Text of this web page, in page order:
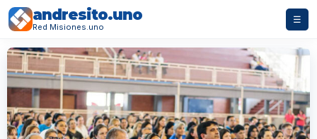
andresito.uno
Red Misiones.uno
☰